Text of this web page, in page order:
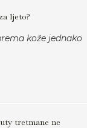
ljeto?
kože jednako
tretmane ne